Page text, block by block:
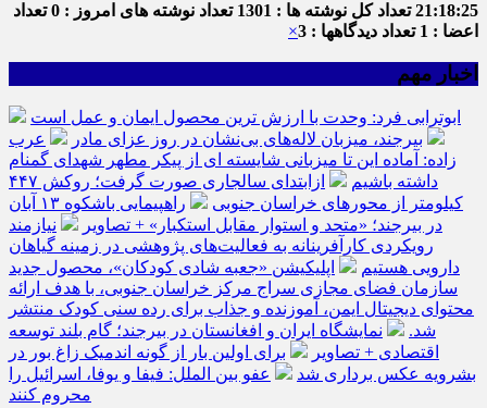
21:18:25تعداد کل نوشته ها : 1301 تعداد نوشته های امروز : 0
تعداد
اعضا : 1
تعداد دیدگاهها : 3 ×
اخبار مهم
ابوترابی فرد: وحدت با ارزش ترین محصول ایمان و عمل است
بیرجند، میزبان لاله‌های بی‌نشان در روز عزای مادر
عرب
زاده: آماده این تا میزبانی شایسته ای از پیکر مطهر شهدای گمنام
داشته باشیم
ازابتدای سالجاری صورت گرفت؛ روکش ۴۴۷
کیلومتر از محورهای خراسان جنوبی
راهپیمایی باشکوه ۱۳ آبان
در بیرجند؛ «متحد و استوار مقابل استکبار» + تصاویر
نیازمند
رویکردی کارآفرینانه به فعالیت‌های پژوهشی در زمینه گیاهان
دارویی هستیم
اپلیکیشن «جعبه شادی کودکان»، محصول جدید
سازمان فضای مجازی سراج مرکز خراسان جنوبی، با هدف ارائه
محتوای دیجیتال ایمن، آموزنده و جذاب برای رده سنی کودک منتشر
شد.
نمایشگاه ایران و افغانستان در بیرجند؛ گام بلند توسعه
اقتصادی + تصاویر
برای اولین بار از گونه اندمیک زاغ بور در
بشرویه عکس برداری شد
عفو بین الملل: فیفا و یوفا، اسرائیل را
محروم کنند